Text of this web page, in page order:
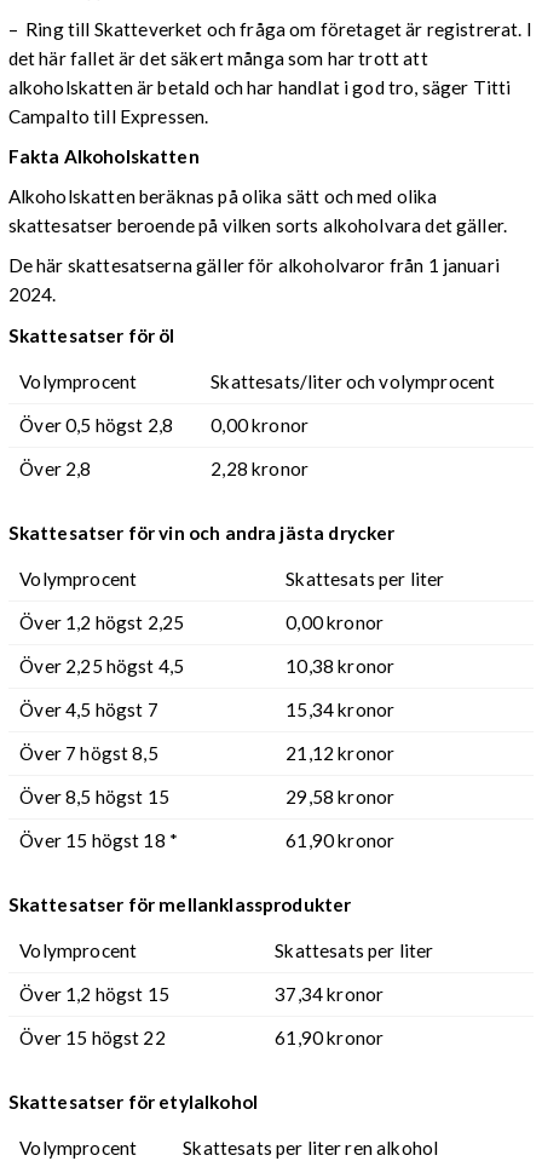
– Ring till Skatteverket och fråga om företaget är registrerat. I
det här fallet är det säkert många som har trott att
alkoholskatten är betald och har handlat i god tro, säger Titti
Campalto till Expressen.
Fakta Alkoholskatten
Alkoholskatten beräknas på olika sätt och med olika
skattesatser beroende på vilken sorts alkoholvara det gäller.
De här skattesatserna gäller för alkoholvaror från 1 januari
2024.
Skattesatser för öl
Volymprocent
Skattesats/liter och volymprocent
Över 0,5 högst 2,8
0,00 kronor
Över 2,8
2,28 kronor
Skattesatser för vin och andra jästa drycker
Volymprocent
Skattesats per liter
Över 1,2 högst 2,25
0,00 kronor
Över 2,25 högst 4,5
10,38 kronor
Över 4,5 högst 7
15,34 kronor
Över 7 högst 8,5
21,12 kronor
Över 8,5 högst 15
29,58 kronor
Över 15 högst 18 *
61,90 kronor
Skattesatser för mellanklassprodukter
Volymprocent
Skattesats per liter
Över 1,2 högst 15
37,34 kronor
Över 15 högst 22
61,90 kronor
Skattesatser för etylalkohol
Volymprocent
Skattesats per liter ren alkohol